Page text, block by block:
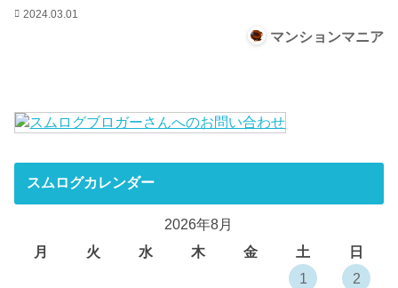
2024.03.01
マンションマニア
スムログカレンダー
2026年8月
月
火 水 木 金 土
日
1
2